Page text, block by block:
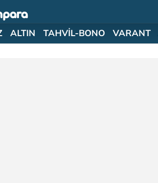
ALTIN TAHVİL-BONO VARANT